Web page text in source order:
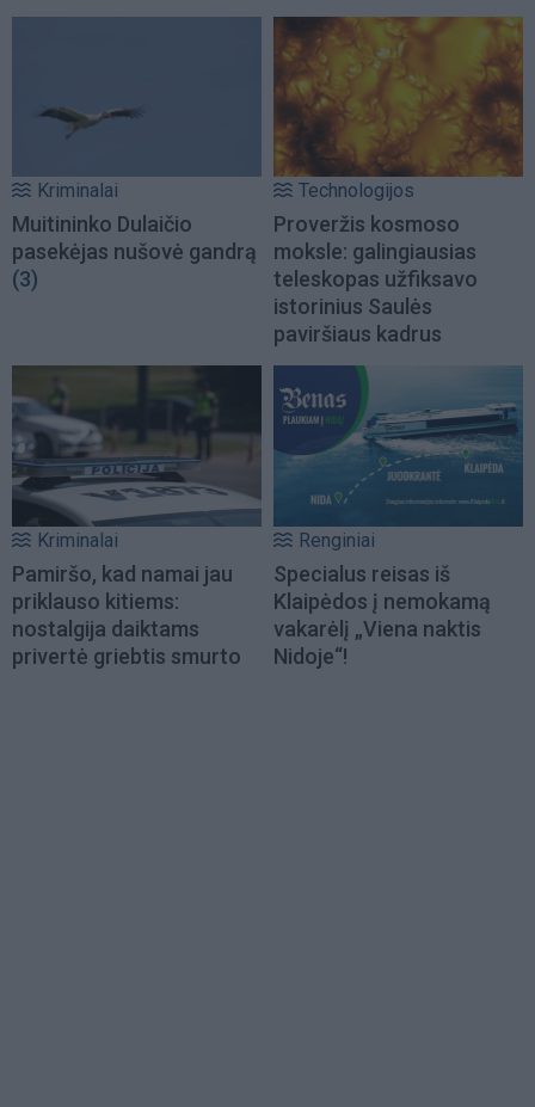
Kriminalai
Muitininko Dulaičio
pasekėjas nušovė gandrą
(3)
Technologijos
Proveržis kosmoso
moksle: galingiausias
teleskopas užfiksavo
istorinius Saulės
paviršiaus kadrus
Kriminalai
Pamiršo, kad namai jau
priklauso kitiems:
nostalgija daiktams
privertė griebtis smurto
Renginiai
Specialus reisas iš
Klaipėdos į nemokamą
vakarėlį „Viena naktis
Nidoje“!